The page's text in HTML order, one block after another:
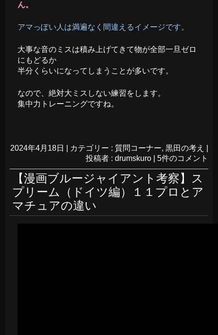
ん。
アマっぽい人は満遍なく間違えるイメージです。
大事な音のミスは積み上げてきて物が全部一旦ゼロ
にもどるか
半分くらいになってしまうことが多いです。
なので、絶対大ミスしない練習をします。
集中力トレーニングですね。
2024年4月18日 カテゴリー : 質問コーナー, 黒田の考え
投稿者 : drumskuro
5件のコメント
【漫画ブルージャイアント考察】ス
プリーム（ドイツ編）１１プロとア
マチュアの違い